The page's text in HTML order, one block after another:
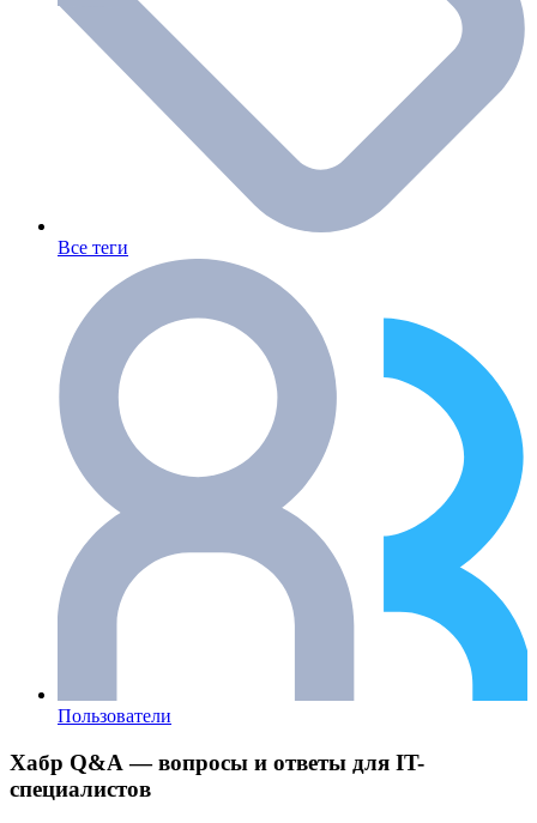
Все теги
Пользователи
Хабр Q&A — вопросы и ответы для IT-
специалистов